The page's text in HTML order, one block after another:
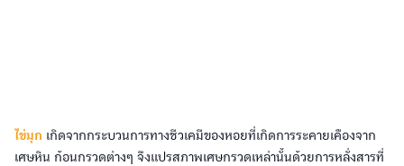
ไข่มุก เกิดจากกระบวนการทางชีวเคมีของหอยที่เกิดการระคายเคืองจาก
เศษหิน ก้อนกรวดต่างๆ จึงแปรสภาพเศษกรวดเหล่านั้นด้วยการหลั่งสารที่